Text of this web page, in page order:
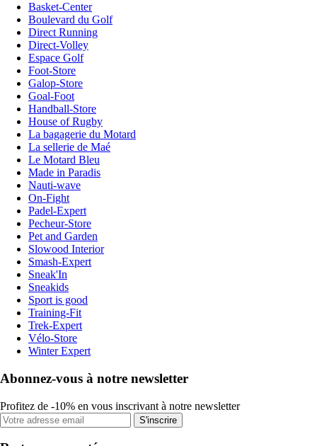
Basket-Center
Boulevard du Golf
Direct Running
Direct-Volley
Espace Golf
Foot-Store
Galop-Store
Goal-Foot
Handball-Store
House of Rugby
La bagagerie du Motard
La sellerie de Maé
Le Motard Bleu
Made in Paradis
Nauti-wave
On-Fight
Padel-Expert
Pecheur-Store
Pet and Garden
Slowood Interior
Smash-Expert
Sneak'In
Sneakids
Sport is good
Training-Fit
Trek-Expert
Vélo-Store
Winter Expert
Abonnez-vous à notre newsletter
Profitez de -10% en vous inscrivant à notre newsletter
S'inscrire